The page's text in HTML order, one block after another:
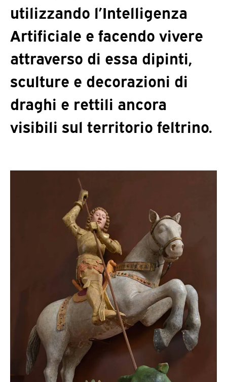
utilizzando l’Intelligenza
Artificiale e facendo vivere
attraverso di essa dipinti,
sculture e decorazioni di
draghi e rettili ancora
visibili sul territorio feltrino.